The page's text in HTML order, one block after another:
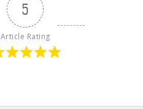
5
Article Rating